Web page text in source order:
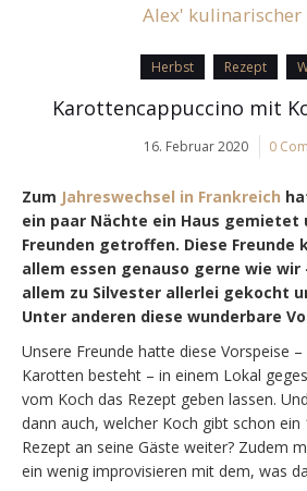
Alex' kulinarischer
Herbst Rezept
Karottencappuccino mit
16. Februar 2020 0
Zum Jahreswechsel in Frankreich
ein paar Nächte ein Haus gemietet
Freunden getroffen. Diese Freunde
allem essen genauso gerne wie wir
allem zu Silvester allerlei gekocht
Unter anderen diese wunderbare
Unsere Freunde hatte diese Vorspeise
Karotten besteht – in einem Lokal
vom Koch das Rezept geben lassen.
dann auch, welcher Koch gibt schon ein
Rezept an seine Gäste weiter? Zudem
ein wenig improvisieren mit dem, was